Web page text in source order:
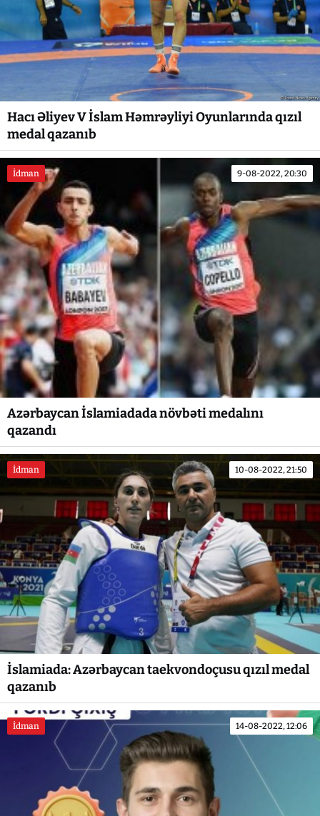
Hacı Əliyev V İslam Həmrəyliyi Oyunlarında qızıl
medal qazanıb
İdman 9-08-2022, 20:30
Azərbaycan İslamiadada növbəti medalını
qazandı
İdman 10-08-2022, 21:50
İslamiada: Azərbaycan taekvondoçusu qızıl medal
qazanıb
İdman 14-08-2022, 12:06